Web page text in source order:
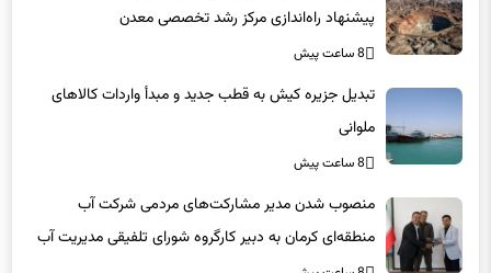
8 ساعت پیش
ملوانی
8 ساعت پیش
منصوب شدن مدیر مشارکت‌های مردمی شرکت آب
منطقه‌ای کرمان به دبیر کارگروه شورای تلفیقی مدیریت آب
8 ساعت پیش